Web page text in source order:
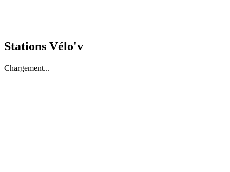
Stations Vélo'v
Chargement...